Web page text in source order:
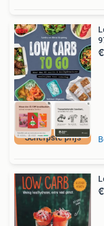
Scherpste prijs